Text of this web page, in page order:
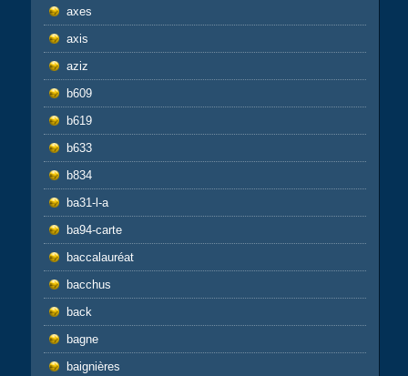
axes
axis
aziz
b609
b619
b633
b834
ba31-l-a
ba94-carte
baccalauréat
bacchus
back
bagne
baignières